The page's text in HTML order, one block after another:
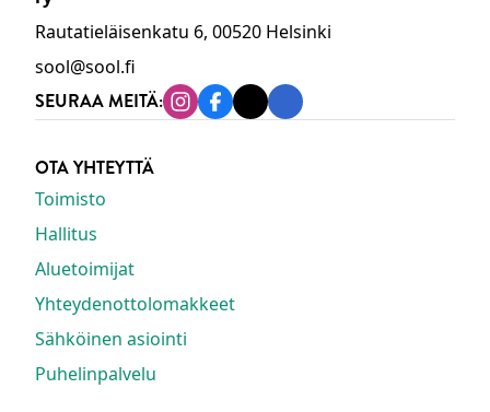
Rautatieläisenkatu 6, 00520 Helsinki
sool@sool.fi
SEURAA MEITÄ: Instagram
Facebook
TiktokLinkedin
OTA YHTEYTTÄ
Toimisto
Hallitus
Aluetoimijat
Yhteydenottolomakkeet
Sähköinen asiointi
Puhelinpalvelu